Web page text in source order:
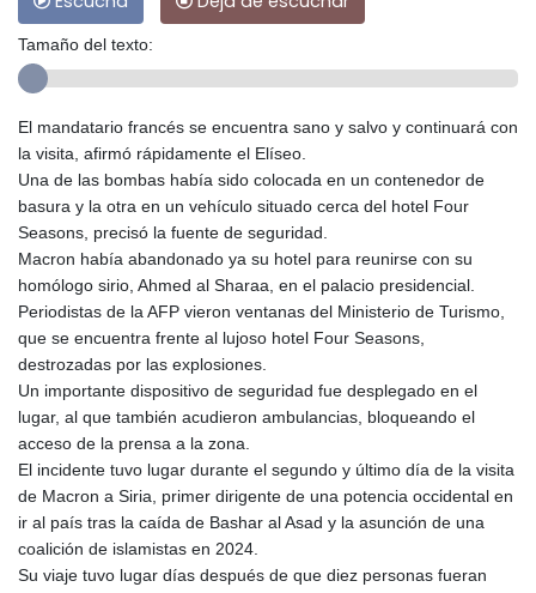
Tamaño del texto:
El mandatario francés se encuentra sano y salvo y continuará con
la visita, afirmó rápidamente el Elíseo.
Una de las bombas había sido colocada en un contenedor de
basura y la otra en un vehículo situado cerca del hotel Four
Seasons, precisó la fuente de seguridad.
Macron había abandonado ya su hotel para reunirse con su
homólogo sirio, Ahmed al Sharaa, en el palacio presidencial.
Periodistas de la AFP vieron ventanas del Ministerio de Turismo,
que se encuentra frente al lujoso hotel Four Seasons,
destrozadas por las explosiones.
Un importante dispositivo de seguridad fue desplegado en el
lugar, al que también acudieron ambulancias, bloqueando el
acceso de la prensa a la zona.
El incidente tuvo lugar durante el segundo y último día de la visita
de Macron a Siria, primer dirigente de una potencia occidental en
ir al país tras la caída de Bashar al Asad y la asunción de una
coalición de islamistas en 2024.
Su viaje tuvo lugar días después de que diez personas fueran